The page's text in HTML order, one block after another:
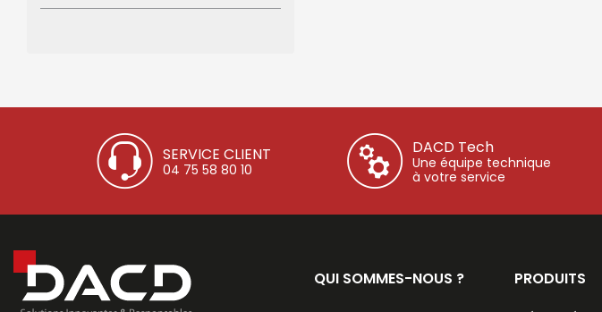
SERVICE CLIENT
04 75 58 80 10
DACD Tech
Une équipe technique
à votre service
QUI SOMMES-NOUS ? PRODUITS